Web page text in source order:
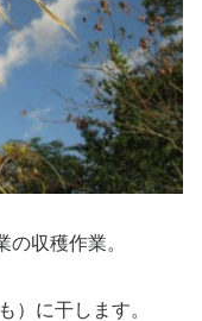
収穫作業。
）に干します。